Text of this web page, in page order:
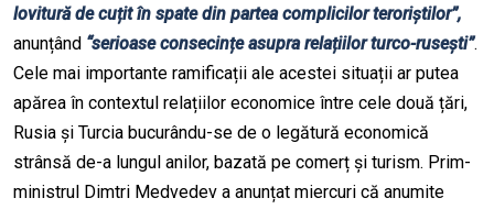
lovitură de cuțit în spate din partea complicilor teroriștilor”,
anunțând “serioase consecințe asupra relațiilor turco-rusești”.
Cele mai importante ramificații ale acestei situații ar putea
apărea în contextul relațiilor economice între cele două țări,
Rusia și Turcia bucurându-se de o legătură economică
strânsă de-a lungul anilor, bazată pe comerț și turism. Prim-
ministrul Dimtri Medvedev a anunțat miercuri că anumite